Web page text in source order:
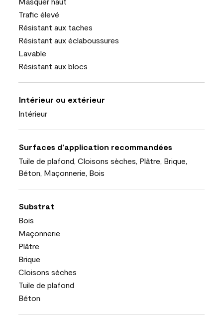
Trafic élevé
Résistant aux taches
Résistant aux éclaboussures
Lavable
Résistant aux blocs
Intérieur ou extérieur
Intérieur
Surfaces d’application recommandées
Tuile de plafond, Cloisons sèches, Plâtre, Brique,
Béton, Maçonnerie, Bois
Substrat
Bois
Maçonnerie
Plâtre
Brique
Cloisons sèches
Tuile de plafond
Béton